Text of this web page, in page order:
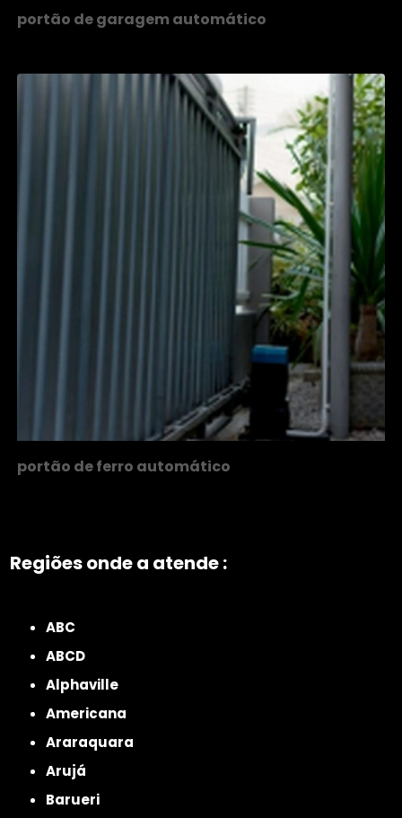
portão de garagem automático
portão de ferro automático
Regiões onde a atende :
ABC
ABCD
Alphaville
Americana
Araraquara
Arujá
Barueri